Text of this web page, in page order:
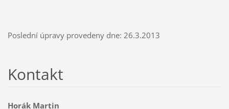
Poslední úpravy provedeny dne: 26.3.2013
Kontakt
Horák Martin